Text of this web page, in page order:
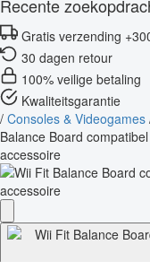
Recente
Gratis verzending
30 dagen retour
100% veilige betaling
Kwaliteitsgarantie
/ Consoles & Videogames
Balance Board
accessoire